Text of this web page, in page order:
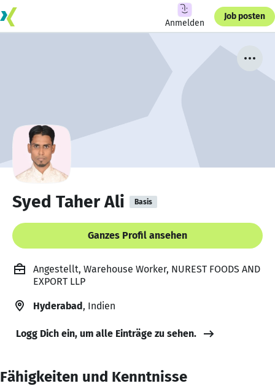
Anmelden
Job posten
Syed Taher Ali Basis
Ganzes Profil ansehen
Angestellt, Warehouse Worker, NUREST FOODS AND
EXPORT LLP
Hyderabad, Indien
Logg Dich ein, um alle Einträge zu sehen.
Fähigkeiten und Kenntnisse